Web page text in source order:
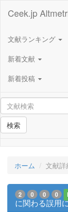
Ceek.jp
文献ランキング
新着文献
新着投稿
検索
ホーム 文献詳
2 0 0 0
に関わる誤用